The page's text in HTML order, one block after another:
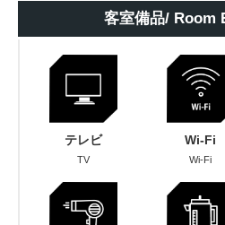
客室備品/ Room
テレビ
TV
Wi-Fi
Wi-Fi